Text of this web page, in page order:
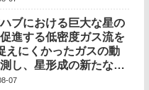
ブにおける巨大な星の
進する低密度ガス流を
えにくかったガスの動
し、星形成の新たなプ
明らかに~
07